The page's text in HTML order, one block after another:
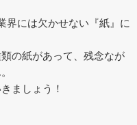
界には欠かせない『紙』に
の紙があって、残念なが
ましょう！